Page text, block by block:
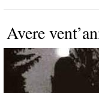
Avere